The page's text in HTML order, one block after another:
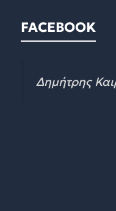
FACEBOOK
Δημήτρης